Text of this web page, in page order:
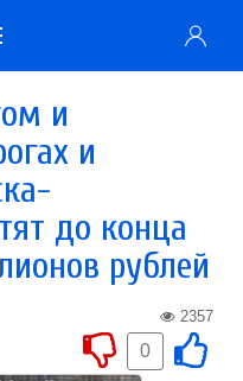
и
и
до конца
рублей
2357
0